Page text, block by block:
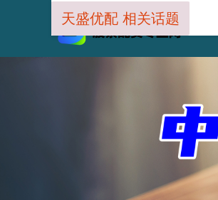
天盛优配 相关话题